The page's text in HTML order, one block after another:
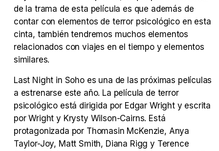
Tráiler en español 'Outcome' (2026)
Tráiler 'Do Not Enter' (2026)
de la trama de esta película es que además de
contar con elementos de terror psicológico en esta
cinta, también tendremos muchos elementos
relacionados con viajes en el tiempo y elementos
similares.
Last Night in Soho es una de las próximas películas
a estrenarse este año. La película de terror
psicológico está dirigida por Edgar Wright y escrita
por Wright y Krysty Wilson-Cairns. Está
protagonizada por Thomasin McKenzie, Anya
Taylor-Joy, Matt Smith, Diana Rigg y Terence